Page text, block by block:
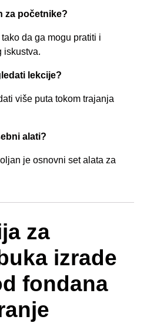
za početnike?
da ga mogu pratiti i
iskustva.
lekcije?
više puta tokom trajanja
alati?
je osnovni set alata za
za
izrade
fondana